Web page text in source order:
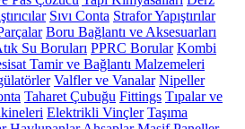
Sıvı Conta Strafor Yapıştırılar
Boru Bağlantı ve Aksesuarları
Su Boruları PPRC Borular Kombi
Tamir ve Bağlantı Malzemeleri
Valfler ve Vanalar Nipeller
Taharet Çubuğu Fittings Tıpalar ve
Elektrikli Vinçler Taşıma